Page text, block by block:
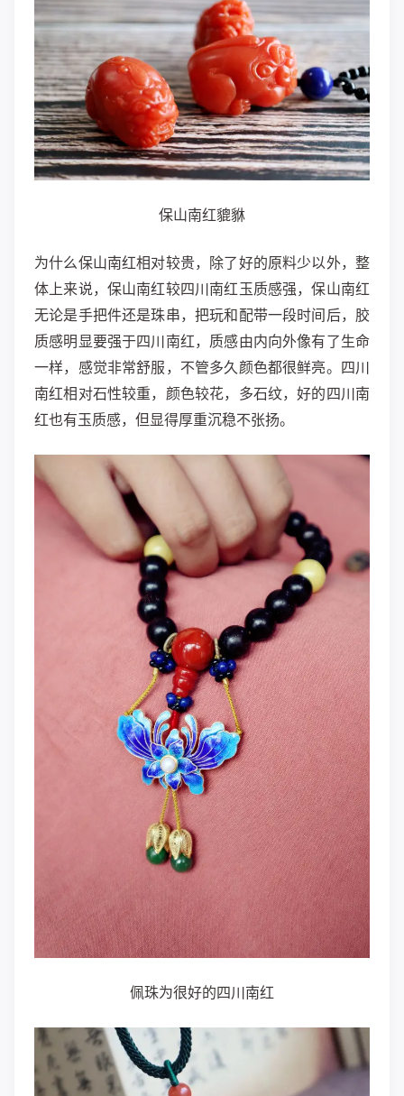
保山南红貔貅
为什么保山南红相对较贵，除了好的原料少以外，整
体上来说，保山南红较四川南红玉质感强，保山南红
无论是手把件还是珠串，把玩和配带一段时间后，胶
质感明显要强于四川南红，质感由内向外像有了生命
一样，感觉非常舒服，不管多久颜色都很鲜亮。四川
南红相对石性较重，颜色较花，多石纹，好的四川南
红也有玉质感，但显得厚重沉稳不张扬。
佩珠为很好的四川南红